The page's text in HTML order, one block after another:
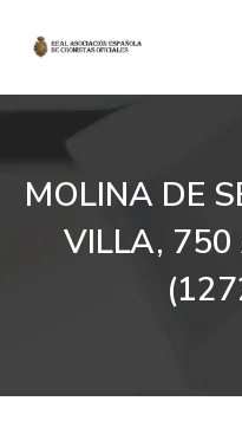
MOLINA DE
VILLA, 750